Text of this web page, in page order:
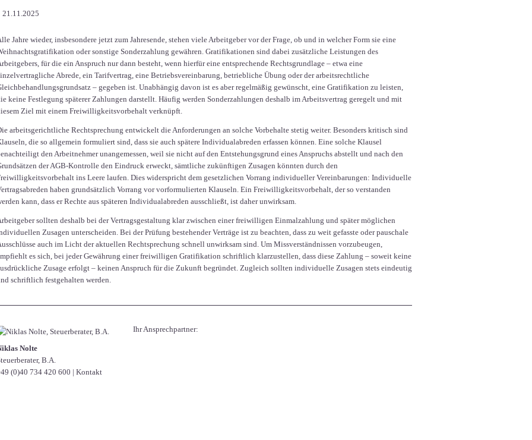
21.11.2025
Jahre wieder, insbesondere jetzt zum Jahresende, stehen viele Arbeitgeber vor der Frage, ob und in welcher Form sie eine
oder sonstige Sonderzahlung gewähren. Gratifikationen sind dabei zusätzliche Leistungen des
für die ein Anspruch nur dann besteht, wenn hierfür eine entsprechende Rechtsgrundlage – etwa eine
Abrede, ein Tarifvertrag, eine Betriebsvereinbarung, betriebliche Übung oder der arbeitsrechtliche
– gegeben ist. Unabhängig davon ist es aber regelmäßig gewünscht, eine Gratifikation zu leisten,
keine Festlegung späterer Zahlungen darstellt. Häufig werden Sonderzahlungen deshalb im Arbeitsvertrag geregelt und mit
Ziel mit einem Freiwilligkeitsvorbehalt verknüpft.
arbeitsgerichtliche Rechtsprechung entwickelt die Anforderungen an solche Vorbehalte stetig weiter. Besonders kritisch sind
die so allgemein formuliert sind, dass sie auch spätere Individualabreden erfassen können. Eine solche Klausel
den Arbeitnehmer unangemessen, weil sie nicht auf den Entstehungsgrund eines Anspruchs abstellt und nach den
der AGB-Kontrolle den Eindruck erweckt, sämtliche zukünftigen Zusagen könnten durch den
ins Leere laufen. Dies widerspricht dem gesetzlichen Vorrang individueller Vereinbarungen: Individuelle
haben grundsätzlich Vorrang vor vorformulierten Klauseln. Ein Freiwilligkeitsvorbehalt, der so verstanden
kann, dass er Rechte aus späteren Individualabreden ausschließt, ist daher unwirksam.
sollten deshalb bei der Vertragsgestaltung klar zwischen einer freiwilligen Einmalzahlung und später möglichen
Zusagen unterscheiden. Bei der Prüfung bestehender Verträge ist zu beachten, dass zu weit gefasste oder pauschale
auch im Licht der aktuellen Rechtsprechung schnell unwirksam sind. Um Missverständnissen vorzubeugen,
es sich, bei jeder Gewährung einer freiwilligen Gratifikation schriftlich klarzustellen, dass diese Zahlung – soweit keine
Zusage erfolgt – keinen Anspruch für die Zukunft begründet. Zugleich sollten individuelle Zusagen stets eindeutig
schriftlich festgehalten werden.
Ihr Ansprechpartner:
Nolte
B.A.
(0)40 734 420 600 | Kontakt